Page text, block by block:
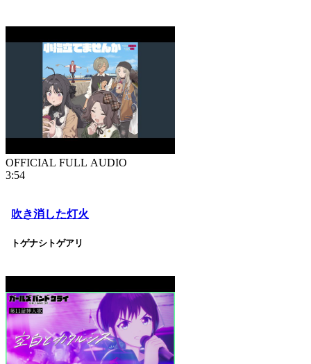
OFFICIAL FULL AUDIO
3:54
吹き消した灯火
トゲナシトゲアリ